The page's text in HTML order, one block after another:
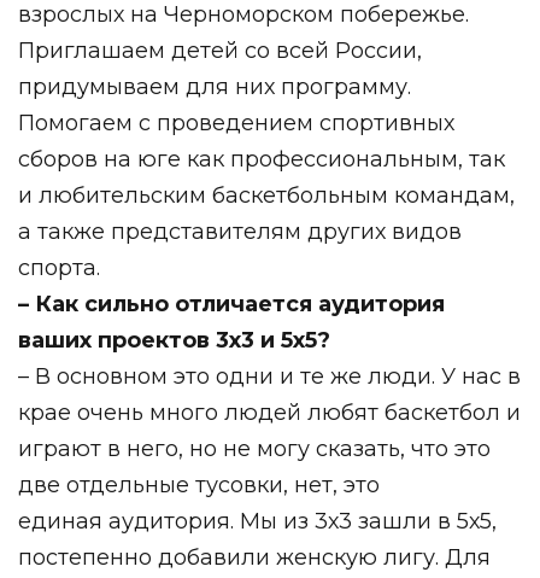
взрослых на Черноморском побережье.
Приглашаем детей со всей России,
придумываем для них программу.
Помогаем с проведением спортивных
сборов на юге как профессиональным, так
и любительским баскетбольным командам,
а также представителям других видов
спорта.
– Как сильно отличается аудитория
ваших проектов 3х3 и 5х5?
– В основном это одни и те же люди. У нас в
крае очень много людей любят баскетбол и
играют в него, но не могу сказать, что это
две отдельные тусовки, нет, это
единая аудитория. Мы из 3х3 зашли в 5х5,
постепенно добавили женскую лигу. Для